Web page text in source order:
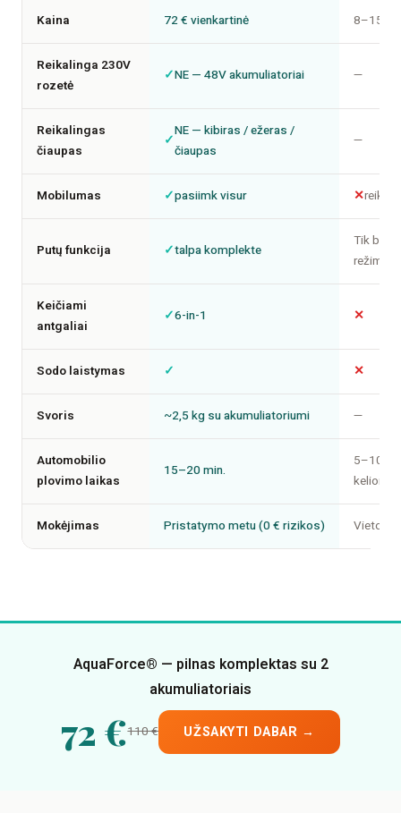
Kaina 72 € vienkartinė 8–15 €
Reikalinga 230V
rozetė
✓NE — 48V akumuliatoriai —
Reikalingas
čiaupas
✓
NE — kibiras / ežeras /
čiaupas
—
Mobilumas ✓pasiimk visur ✕reikia
Putų funkcija ✓talpa komplekte
Tik
Keičiami
antgaliai
✓6-in-1 ✕
Sodo laistymas ✓ ✕
Svoris ~2,5 kg su akumuliatoriumi —
Automobilio
plovimo laikas
15–20 min.
5–10
kelionė)
Mokėjimas Pristatymo metu (0 € rizikos) Vietoje
AquaForce® — pilnas komplektas su 2
akumuliatoriais
72 €110 € UŽSAKYTI DABAR →